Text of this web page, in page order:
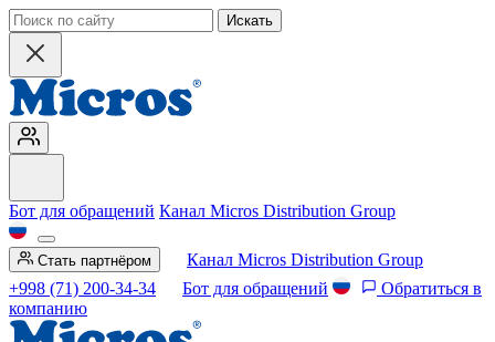
Искать
Бот для обращений Канал Micros Distribution Group
Стать партнёром
Канал Micros Distribution Group
+998 (71) 200-34-34
Бот для обращений
Обратиться в
компанию